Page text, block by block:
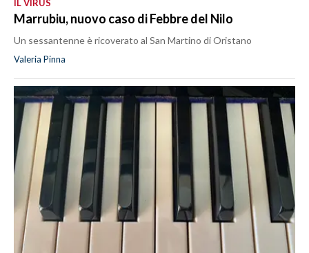
IL VIRUS
Marrubiu, nuovo caso di Febbre del Nilo
Un sessantenne è ricoverato al San Martino di Oristano
Valeria Pinna